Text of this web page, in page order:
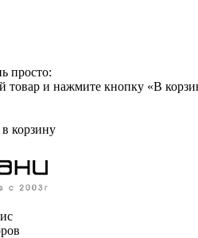
просто:
товар и нажмите кнопку «В
корзину